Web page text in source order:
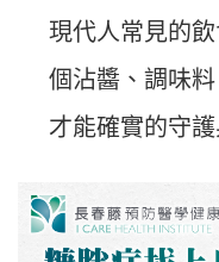
現代人常見的
個沾醬、調味
才能確實的守